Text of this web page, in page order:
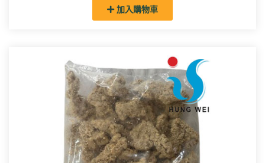
加入購物車